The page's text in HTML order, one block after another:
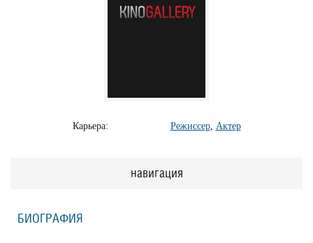
Карьера: Режиссер, Актер
навигация
БИОГРАФИЯ